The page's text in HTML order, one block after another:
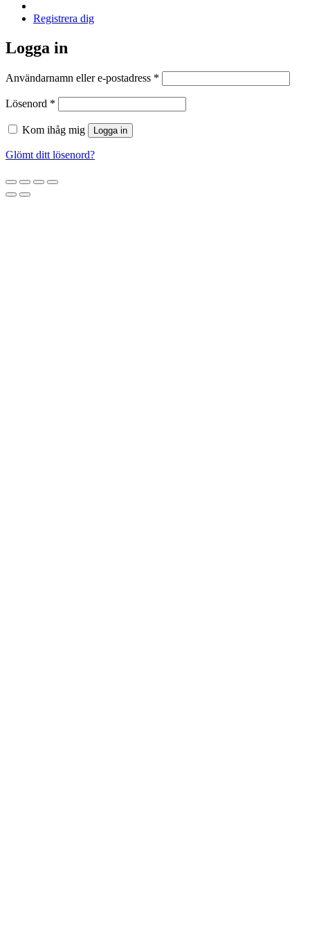
Registrera dig
Logga in
Användarnamn eller e-postadress *
Lösenord *
Kom ihåg mig Logga in
Glömt ditt lösenord?